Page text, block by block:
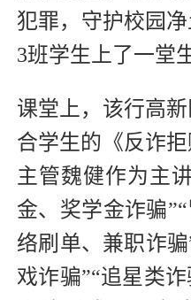
犯罪，守护校园
3班学生上了一堂
课堂上，该行高
合学生的《反诈
主管魏健作为主
金、奖学金诈骗
络刷单、兼职诈
戏诈骗”“追星类